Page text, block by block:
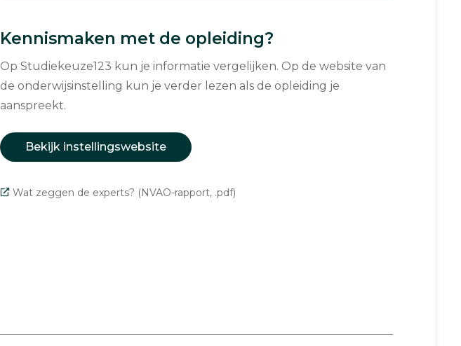
Kennismaken met de opleiding?
Op Studiekeuze123 kun je informatie vergelijken. Op de website van
de onderwijsinstelling kun je verder lezen als de opleiding je
aanspreekt.
Bekijk instellingswebsite
Wat zeggen de experts? (NVAO-rapport, .pdf)